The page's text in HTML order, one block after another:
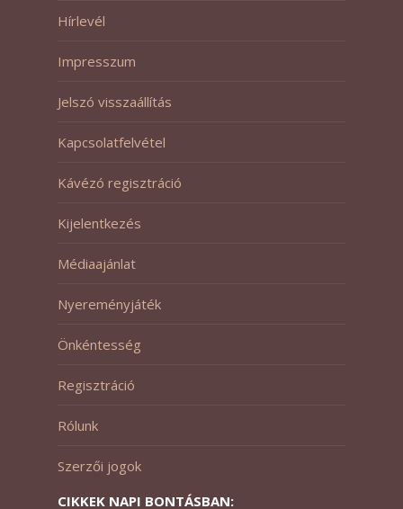
Hírlevél
Impresszum
Jelszó visszaállítás
Kapcsolatfelvétel
Kávézó regisztráció
Kijelentkezés
Médiaajánlat
Nyereményjáték
Önkéntesség
Regisztráció
Rólunk
Szerzői jogok
CIKKEK NAPI BONTÁSBAN: